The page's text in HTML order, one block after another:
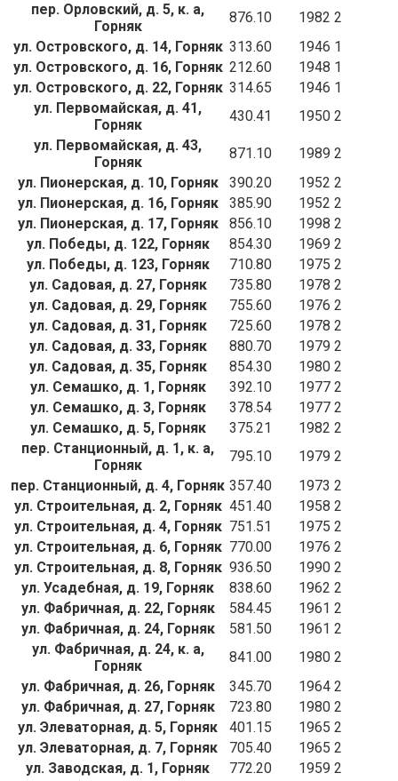
пер. Орловский, д. 5, к. а,
Горняк
876.10 1982 2
ул. Островского, д. 14, Горняк 313.60 1946 1
ул. Островского, д. 16, Горняк 212.60 1948 1
ул. Островского, д. 22, Горняк 314.65 1946 1
ул. Первомайская, д. 41,
Горняк
430.41 1950 2
ул. Первомайская, д. 43,
Горняк
871.10 1989 2
ул. Пионерская, д. 10, Горняк
390.20 1952 2
ул. Пионерская, д. 16, Горняк
385.90 1952 2
ул. Пионерская, д. 17, Горняк
856.10 1998 2
ул. Победы, д. 122, Горняк
854.30 1969 2
ул. Победы, д. 123, Горняк
710.80 1975 2
ул. Садовая, д. 27, Горняк
735.80 1978 2
ул. Садовая, д. 29, Горняк
755.60 1976 2
ул. Садовая, д. 31, Горняк
725.60 1978 2
ул. Садовая, д. 33, Горняк
880.70 1979 2
ул. Садовая, д. 35, Горняк
854.30 1980 2
ул. Семашко, д. 1, Горняк
392.10 1977 2
ул. Семашко, д. 3, Горняк
378.54 1977 2
ул. Семашко, д. 5, Горняк
375.21 1982 2
пер. Станционный, д. 1, к. а,
Горняк
795.10 1979 2
пер. Станционный, д. 4, Горняк 357.40 1973 2
ул. Строительная, д. 2, Горняк 451.40 1958 2
ул. Строительная, д. 4, Горняк 751.51 1975 2
ул. Строительная, д. 6, Горняк 770.00 1976 2
ул. Строительная, д. 8, Горняк 936.50 1990 2
ул. Усадебная, д. 19, Горняк
838.60 1962 2
ул. Фабричная, д. 22, Горняк
584.45 1961 2
ул. Фабричная, д. 24, Горняк
581.50 1961 2
ул. Фабричная, д. 24, к. а,
Горняк
841.00 1980 2
ул. Фабричная, д. 26, Горняк
345.70 1964 2
ул. Фабричная, д. 27, Горняк
723.80 1980 2
ул. Элеваторная, д. 5, Горняк
401.15 1965 2
ул. Элеваторная, д. 7, Горняк
705.40 1965 2
ул. Заводская, д. 1, Горняк
772.20 1959 2